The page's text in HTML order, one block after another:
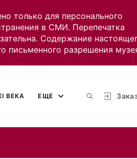
только для персонального
в СМИ. Перепечатка
Содержание
письменного разрешения
ВЕКА ЕЩЕ